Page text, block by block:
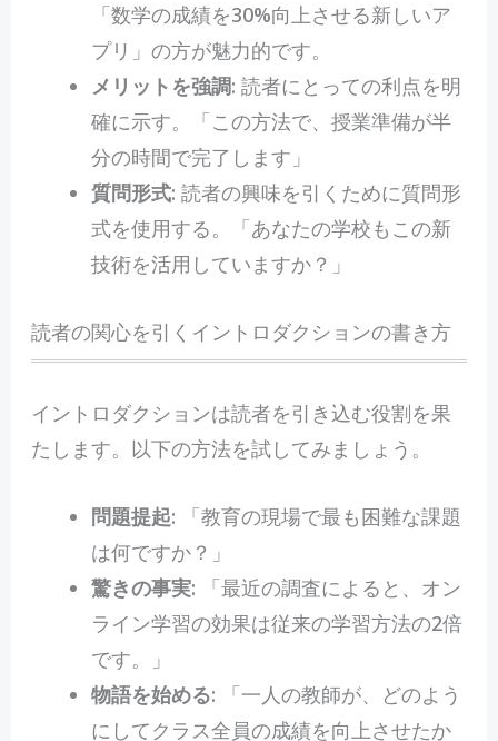
「数学の成績を30%向上させる新しいア
プリ」の方が魅力的です。
メリットを強調: 読者にとっての利点を明
確に示す。「この方法で、授業準備が半
分の時間で完了します」
質問形式: 読者の興味を引くために質問形
式を使用する。「あなたの学校もこの新
技術を活用していますか？」
読者の関心を引くイントロダクションの書き方
イントロダクションは読者を引き込む役割を果
たします。以下の方法を試してみましょう。
問題提起: 「教育の現場で最も困難な課題
は何ですか？」
驚きの事実: 「最近の調査によると、オン
ライン学習の効果は従来の学習方法の2倍
です。」
物語を始める: 「一人の教師が、どのよう
にしてクラス全員の成績を向上させたか